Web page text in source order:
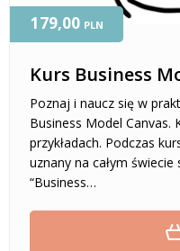
Kurs Business
Poznaj i naucz się w
Business Model Canvas.
przykładach. Podczas
uznany na całym
“Business…
179,00 PLN